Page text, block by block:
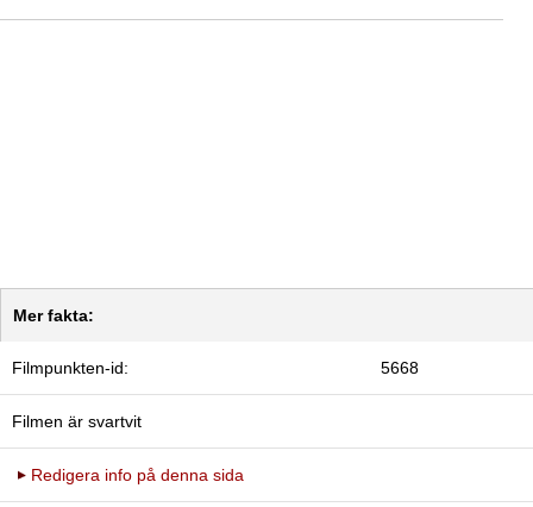
Mer fakta:
Filmpunkten-id: 5668
Filmen är svartvit
Redigera info på denna sida